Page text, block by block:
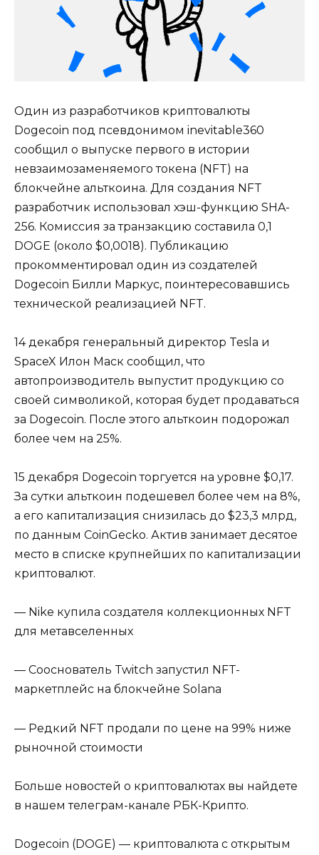
Один из разработчиков криптовалюты
Dogecoin под псевдонимом inevitable360
сообщил о выпуске первого в истории
невзаимозаменяемого токена (NFT) на
блокчейне альткоина. Для создания NFT
разработчик использовал хэш-функцию SHA-
256. Комиссия за транзакцию составила 0,1
DOGE (около $0,0018). Публикацию
прокомментировал один из создателей
Dogecoin Билли Маркус, поинтересовавшись
технической реализацией NFT.
14 декабря генеральный директор Tesla и
SpaceX Илон Маск сообщил, что
автопроизводитель выпустит продукцию со
своей символикой, которая будет продаваться
за Dogecoin. После этого альткоин подорожал
более чем на 25%.
15 декабря Dogecoin торгуется на уровне $0,17.
За сутки альткоин подешевел более чем на 8%,
а его капитализация снизилась до $23,3 млрд,
по данным CoinGecko. Актив занимает десятое
место в списке крупнейших по капитализации
криптовалют.
— Nike купила создателя коллекционных NFT
для метавселенных
— Сооснователь Twitch запустил NFT-
маркетплейс на блокчейне Solana
— Редкий NFT продали по цене на 99% ниже
рыночной стоимости
Больше новостей о криптовалютах вы найдете
в нашем телеграм-канале РБК-Крипто.
Dogecoin (DOGE) — криптовалюта с открытым